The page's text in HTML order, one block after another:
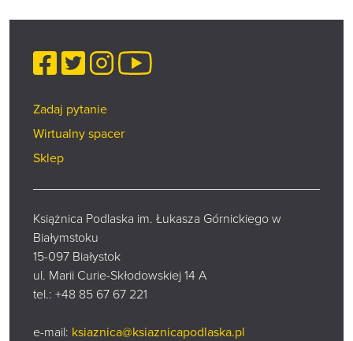
Facebook
TwitterInstagram
YouTube
Zadaj pytanie
Wirtualny spacer
Sklep
Książnica Podlaska im. Łukasza Górnickiego w
Białymstoku
15-097 Białystok
ul. Marii Curie-Skłodowskiej 14 A
tel.: +48 85 67 67 221
e-mail: ksiaznica@ksiaznicapodlaska.pl